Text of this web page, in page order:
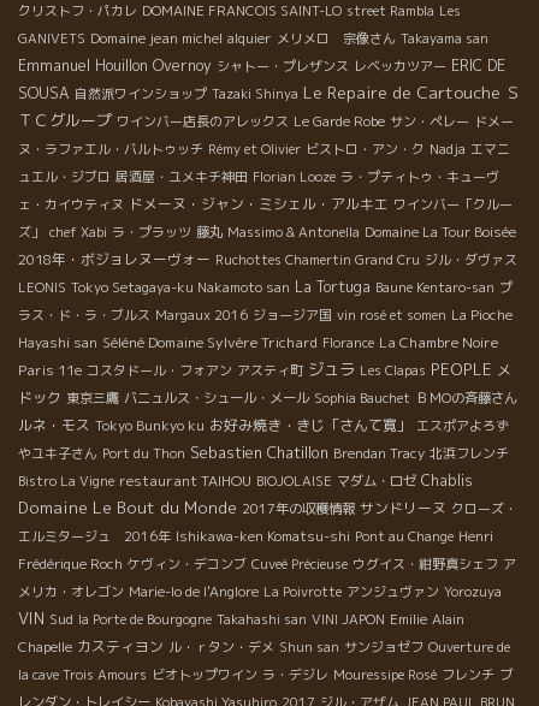
クリストフ・パカレ DOMAINE FRANCOIS SAINT-LO street Rambla Les
GANIVETS Domaine jean michel alquier メリメロ 宗像さん Takayama san
Emmanuel Houillon Overnoy シャトー・プレザンス レベッカツアー ERIC DE
SOUSA 自然派ワインショップ Tazaki Shinya Le Repaire de Cartouche Ｓ
ＴＣグループ ワインバー店長のアレックス Le Garde Robe サン・ペレー ドメー
ヌ・ラファエル・バルトゥッチ Rémy et Olivier ビストロ・アン・ク Nadja エマニ
ュエル・ジブロ 居酒屋・ユメキチ神田 Florian Looze ラ・プティトゥ・キューヴ
ェ・カイウティヌ ドメーヌ・ジャン・ミシェル・アルキエ ワインバー「クルー
ズ」
chef Xabi ラ・プラッツ 藤丸 Massimo & Antonella Domaine La Tour Boisée
2018年・ボジョレヌーヴォー Ruchottes Chamertin Grand Cru ジル・ダヴァス
LEONIS Tokyo Setagaya-ku Nakamoto san La Tortuga Baune Kentaro-san プ
ラス・ド・ラ・ブルス Margaux 2016 ジョージア国 vin rosé et somen La Pioche
Hayashi san Séléné Domaine Sylvère Trichard Florance La Chambre Noire
Paris 11e コスタドール・フォアン アスティ町 ジュラ Les Clapas PEOPLE メ
ドック 東京三鷹 バニュルス・シュール・メール Sophia Bauchet ＢＭОの斉藤さん
ルネ・モス Tokyo Bunkyo ku お好み焼き・きじ「さんて寛」
エスポアよろず
やユキ子さん Port du Thon Sebastien Chatillon Brendan Tracy 北浜フレンチ
Bistro La Vigne restaurant TAIHOU BIOJOLAISE マダム・ロゼ Chablis
Domaine Le Bout du Monde 2017年の収穫情報 サンドリーヌ クローズ・
エルミタージュ 2016年 Ishikawa-ken Komatsu-shi Pont au Change Henri
Frédérique Roch ケヴィン・デコンブ Cuveé Précieuse ウグイス・紺野真シェフ ア
メリカ・オレゴン Marie-lo de l'Anglore La Poivrotte アンジュヴァン Yorozuya
VIN Sud la Porte de Bourgogne Takahashi san VINI JAPON Emilie Alain
Chapelle カスティヨン ル・ｒタン・デメ Shun san サンジョゼフ Ouverture de
la cave Trois Amours ビオトップワイン ラ・デジレ Mouressipe Rosé フレンチ ブ